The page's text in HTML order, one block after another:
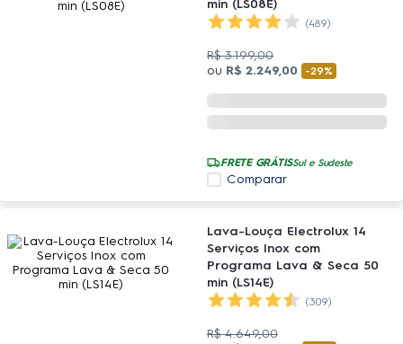
min (LS08E)
(489)
R$ 3.199,00
ou R$ 2.249,00 -29%
FRETE GRÁTISSul e Sudeste
Comparar
Lava-Louça Electrolux 14
Serviços Inox com
Programa Lava & Seca 50
min (LS14E)
(309)
R$ 4.649,00